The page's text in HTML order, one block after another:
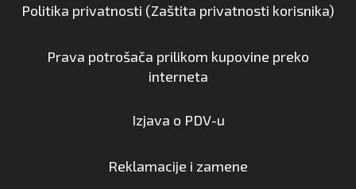
Politika privatnosti (Zaštita privatnosti korisnika)
Prava potrošača prilikom kupovine preko
interneta
Izjava o PDV-u
Reklamacije i zamene